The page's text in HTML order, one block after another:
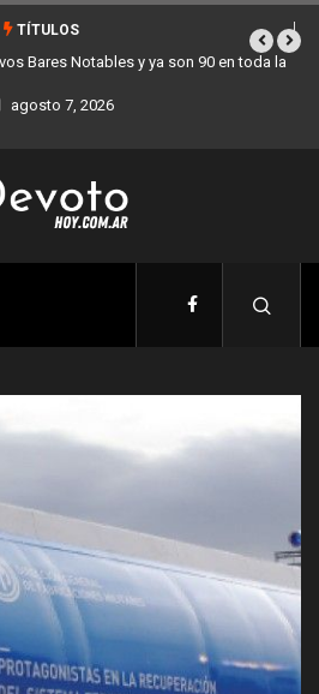
TÍTULOS
Los stands móviles de la Ciudad llegan
agosto 7, 2026